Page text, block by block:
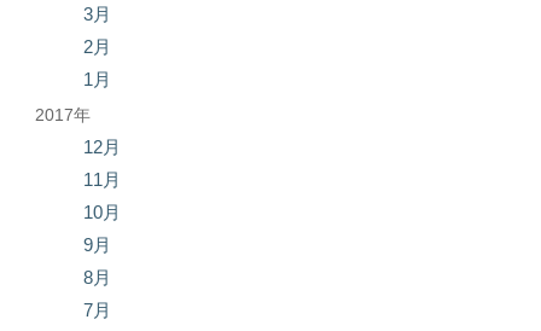
3月
2月
1月
2017年
12月
11月
10月
9月
8月
7月